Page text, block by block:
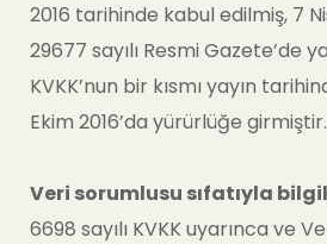
2016 tarihinde kabul edilmiş, 7
29677 sayılı Resmi Gazete’de
KVKK’nun bir kısmı yayın
Ekim 2016’da yürürlüğe girmiştir.
Veri sorumlusu sıfatıyla
6698 sayılı KVKK uyarınca ve